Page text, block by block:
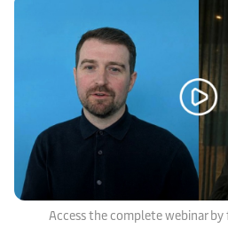
Access the complete webinar